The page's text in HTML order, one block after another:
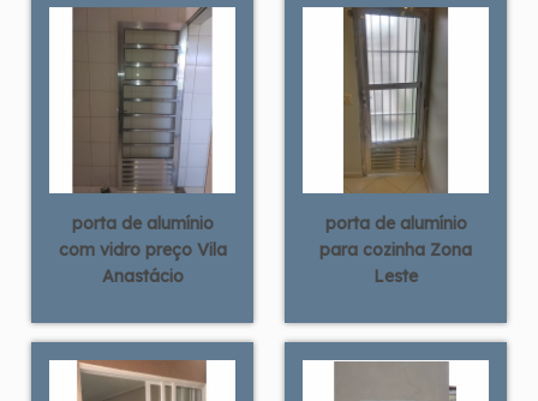
porta de alumínio
com vidro preço Vila
Anastácio
porta de alumínio
para cozinha Zona
Leste